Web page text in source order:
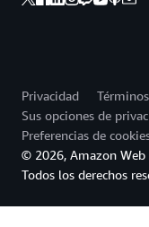
Privacidad
Sus opciones de
Preferencias de
© 2026, Amazon Web
Todos los derechos